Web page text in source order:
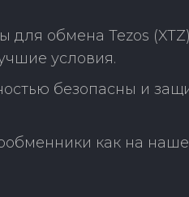
обмена Tezos
условия.
безопасны и
как на